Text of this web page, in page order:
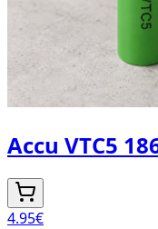
Accu VTC5
4.95€